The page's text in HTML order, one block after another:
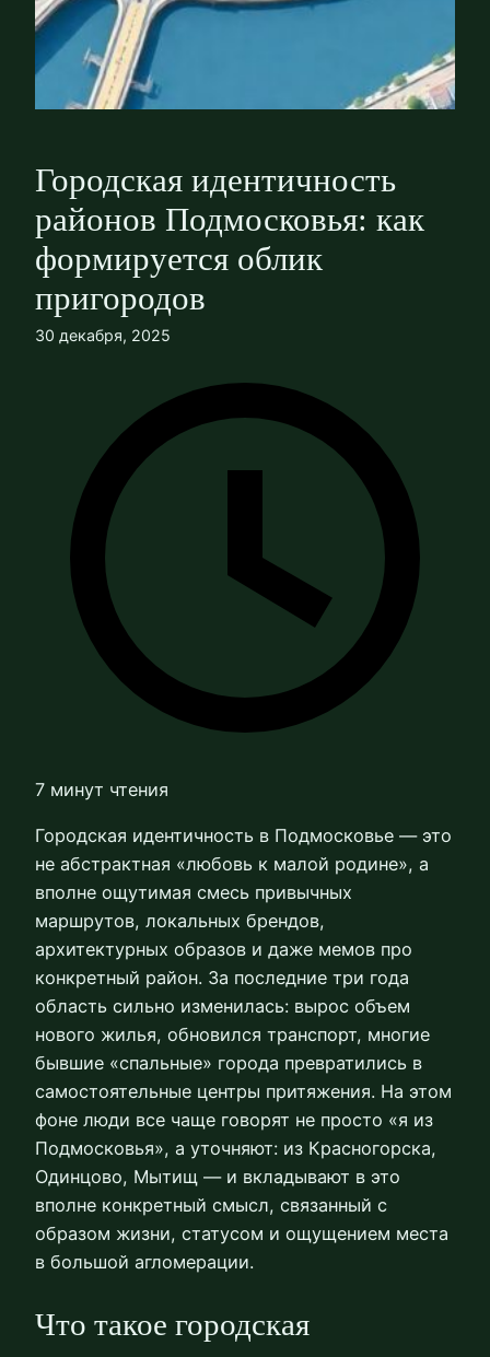
Городская идентичность
районов Подмосковья: как
формируется облик
пригородов
30 декабря, 2025
7 минут чтения
Городская идентичность в Подмосковье — это
не абстрактная «любовь к малой родине», а
вполне ощутимая смесь привычных
маршрутов, локальных брендов,
архитектурных образов и даже мемов про
конкретный район. За последние три года
область сильно изменилась: вырос объем
нового жилья, обновился транспорт, многие
бывшие «спальные» города превратились в
самостоятельные центры притяжения. На этом
фоне люди все чаще говорят не просто «я из
Подмосковья», а уточняют: из Красногорска,
Одинцово, Мытищ — и вкладывают в это
вполне конкретный смысл, связанный с
образом жизни, статусом и ощущением места
в большой агломерации.
Что такое городская